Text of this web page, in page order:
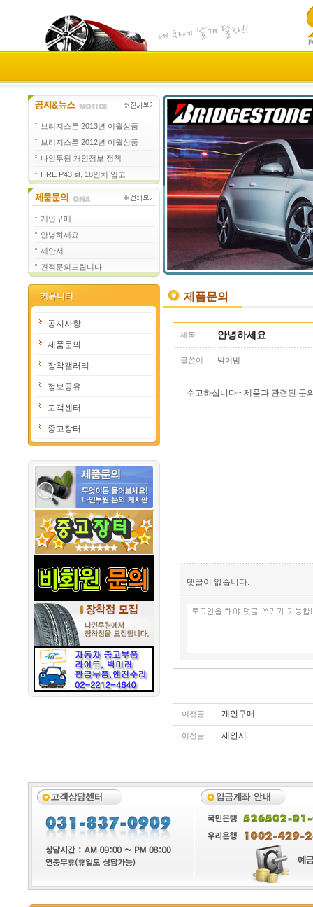
브리지스톤 2013년 이월상품
브리지스톤 2012년 이월상품
나인투원 개인정보 정책
HRE P43 st. 18인치 입고
개인구매
안녕하세요
제안서
견적문의드립니다
커뮤니티
커뮤니티
공지사항
제품문의
장착갤러리
정보공유
고객센터
중고장터
제품문의
제목 안녕하세요
글쓴이 박이범
수고하십니다~ 제품과 관련된 문
댓글이 없습니다.
이전글 개인구매
이전글 제안서